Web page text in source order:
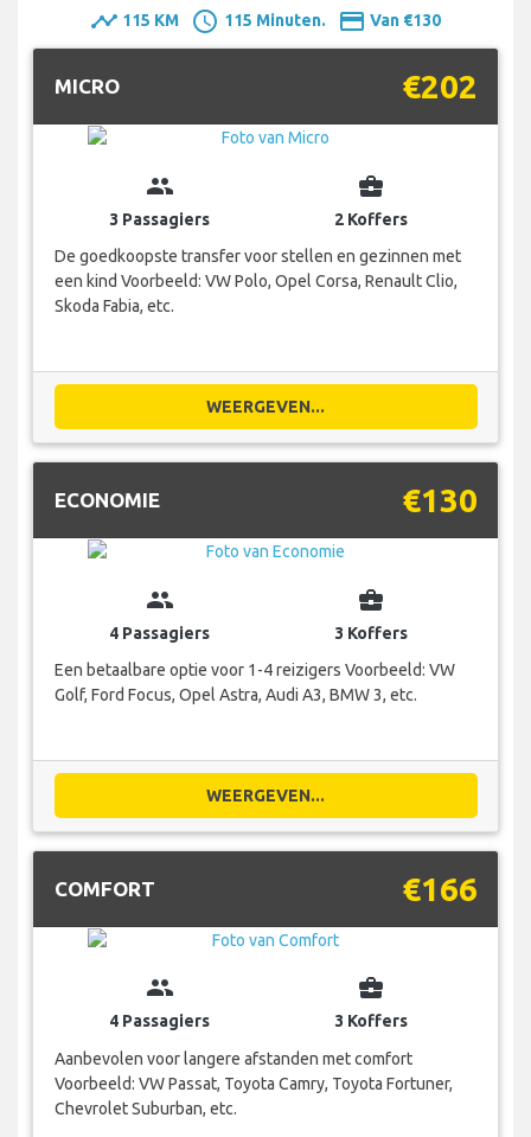
timeline 115 KM schedule 115 Minuten. payment Van €130
MICRO €202
group
3 Passagiers
business_center
2 Koffers
De goedkoopste transfer voor stellen en gezinnen met
een kind Voorbeeld: VW Polo, Opel Corsa, Renault Clio,
Skoda Fabia, etc.
WEERGEVEN...
ECONOMIE €130
group
4 Passagiers
business_center
3 Koffers
Een betaalbare optie voor 1-4 reizigers Voorbeeld: VW
Golf, Ford Focus, Opel Astra, Audi A3, BMW 3, etc.
WEERGEVEN...
COMFORT €166
group
4 Passagiers
business_center
3 Koffers
Aanbevolen voor langere afstanden met comfort
Voorbeeld: VW Passat, Toyota Camry, Toyota Fortuner,
Chevrolet Suburban, etc.